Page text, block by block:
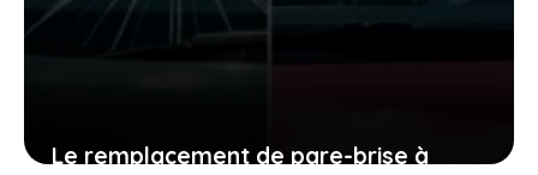
Le remplacement de pare-brise à